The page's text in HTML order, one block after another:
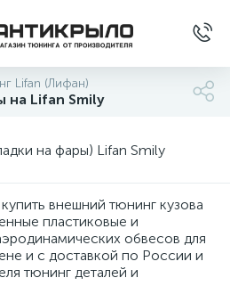
Lifan (Лифан)
на Lifan Smily
на фары) Lifan Smily
внешний тюнинг кузова
пластиковые и
обвесов для
и с доставкой по России и
тюнинг деталей и